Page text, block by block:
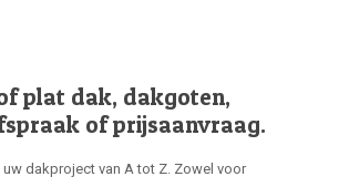
plat dak, dakgoten,
of prijsaanvraag.
dakproject van A tot Z. Zowel voor